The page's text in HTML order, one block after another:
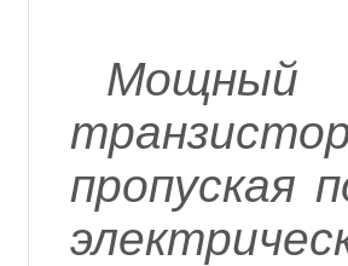
пропуская